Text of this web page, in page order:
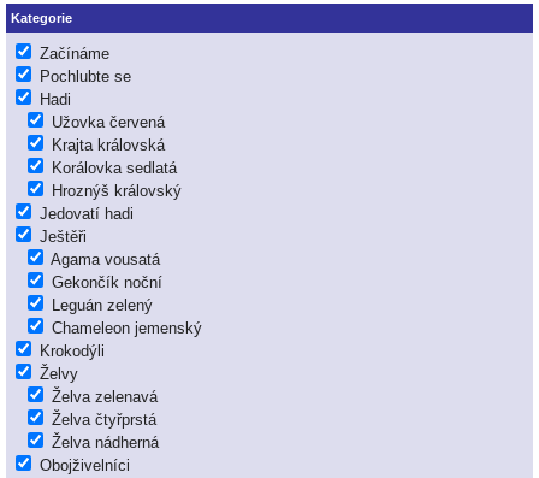
Kategorie
Začínáme
Pochlubte se
Hadi
Užovka červená
Krajta královská
Korálovka sedlatá
Hroznýš královský
Jedovatí hadi
Ještěři
Agama vousatá
Gekončík noční
Leguán zelený
Chameleon jemenský
Krokodýli
Želvy
Želva zelenavá
Želva čtyřprstá
Želva nádherná
Obojživelníci